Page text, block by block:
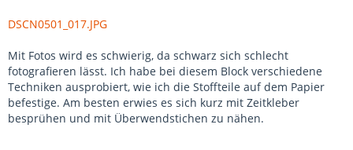
DSCN0501_017.JPG
Mit Fotos wird es schwierig, da schwarz sich schlecht
fotografieren lässt. Ich habe bei diesem Block verschiedene
Techniken ausprobiert, wie ich die Stoffteile auf dem Papier
befestige. Am besten erwies es sich kurz mit Zeitkleber
besprühen und mit Überwendstichen zu nähen.